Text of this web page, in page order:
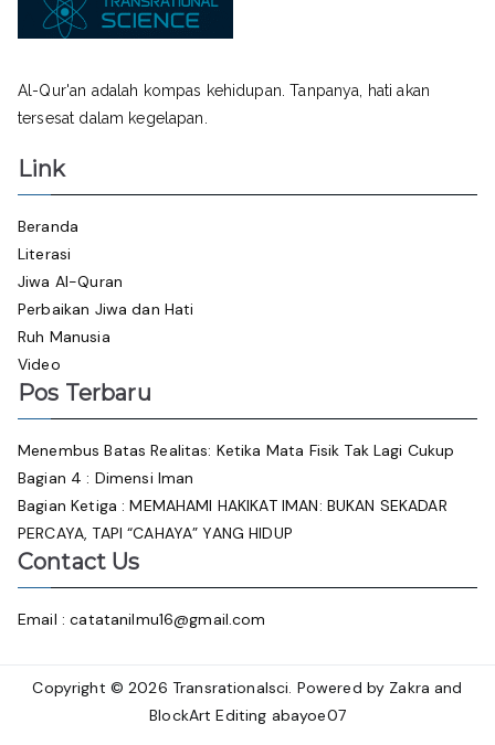
Al-Qur'an adalah kompas kehidupan. Tanpanya, hati akan
tersesat dalam kegelapan.
Link
Beranda
Literasi
Jiwa Al-Quran
Perbaikan Jiwa dan Hati
Ruh Manusia
Video
Pos Terbaru
Menembus Batas Realitas: Ketika Mata Fisik Tak Lagi Cukup
Bagian 4 : Dimensi Iman
Bagian Ketiga : MEMAHAMI HAKIKAT IMAN: BUKAN SEKADAR
PERCAYA, TAPI “CAHAYA” YANG HIDUP
Contact Us
Email : catatanilmu16@gmail.com
Copyright © 2026 Transrationalsci. Powered by Zakra and
BlockArt Editing abayoe07